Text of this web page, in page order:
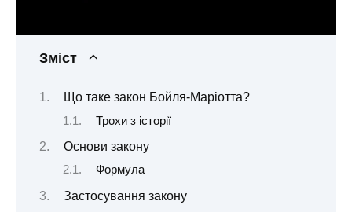
Зміст
Що таке закон Бойля-Маріотта?
Трохи з історії
Основи закону
Формула
Застосування закону